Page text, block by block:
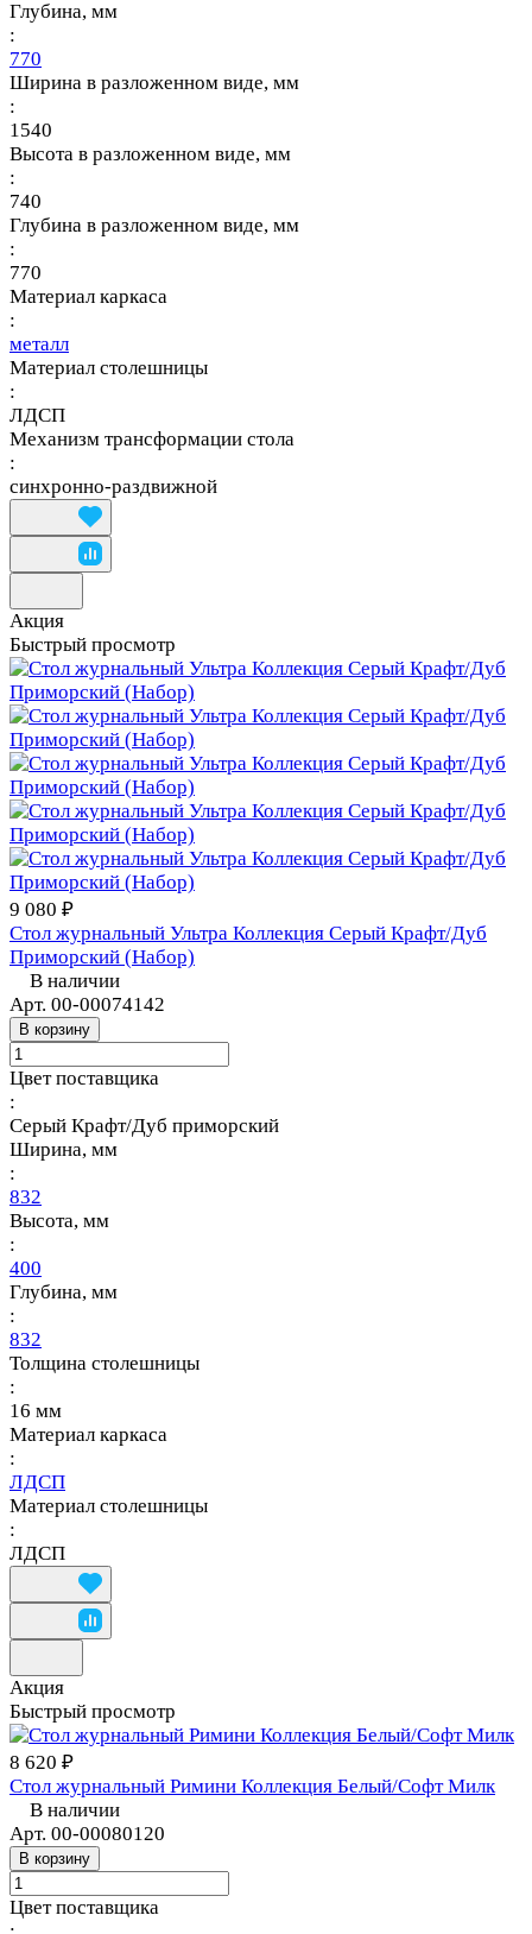
Глубина, мм
:
770
Ширина в разложенном виде, мм
:
1540
Высота в разложенном виде, мм
:
740
Глубина в разложенном виде, мм
:
770
Материал каркаса
:
металл
Материал столешницы
:
ЛДСП
Механизм трансформации стола
:
синхронно-раздвижной
Акция
Быстрый просмотр
9 080 ₽
Стол журнальный Ультра Коллекция Серый Крафт/Дуб
Приморский (Набор)
В наличии
Арт. 00-00074142
В корзину
Цвет поставщика
:
Серый Крафт/Дуб приморский
Ширина, мм
:
832
Высота, мм
:
400
Глубина, мм
:
832
Толщина столешницы
:
16 мм
Материал каркаса
:
ЛДСП
Материал столешницы
:
ЛДСП
Акция
Быстрый просмотр
8 620 ₽
Стол журнальный Римини Коллекция Белый/Софт Милк
В наличии
Арт. 00-00080120
В корзину
Цвет поставщика